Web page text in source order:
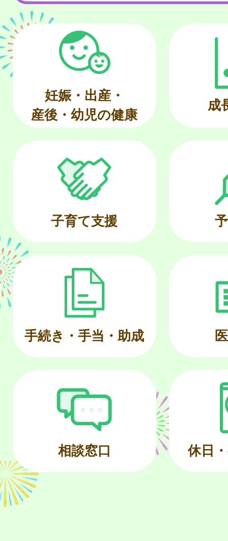
妊娠・出産・
産後・幼児の健康
成
子育て支援
手続き・手当・助成
相談窓口 休日